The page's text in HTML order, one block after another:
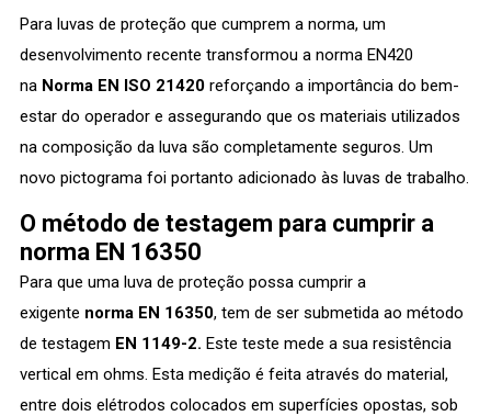
Para luvas de proteção que cumprem a norma, um
desenvolvimento recente transformou a norma EN420
na Norma EN ISO 21420reforçando a importância do bem-
estar do operador e assegurando que os materiais utilizados
na composição da luva são completamente seguros. Um
novo pictograma foi portanto adicionado às luvas de trabalho.
O método de testagem para cumprir a
norma EN 16350
Para que uma luva de proteção possa cumprir a
exigente norma EN 16350, tem de ser submetida ao método
de testagem EN 1149-2. Este teste mede a sua resistência
vertical em ohms. Esta medição é feita através do material,
entre dois elétrodos colocados em superfícies opostas, sob